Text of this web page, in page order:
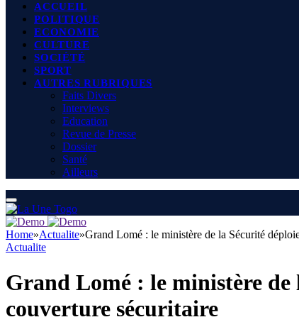
ACCUEIL
POLITIQUE
ECONOMIE
CULTURE
SOCIÉTÉ
SPORT
AUTRES RUBRIQUES
Faits Divers
Interviews
Education
Revue de Presse
Dossier
Santé
Ailleurs
Home»Actualite»Grand Lomé : le ministère de la Sécurité
Actualite
Grand Lomé : le ministère de
couverture sécuritaire